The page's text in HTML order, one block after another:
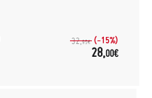
32,95€ (-15%)
28,00€